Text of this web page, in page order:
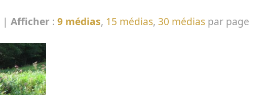
| Afficher : 9 médias, 15 médias, 30 médias par page